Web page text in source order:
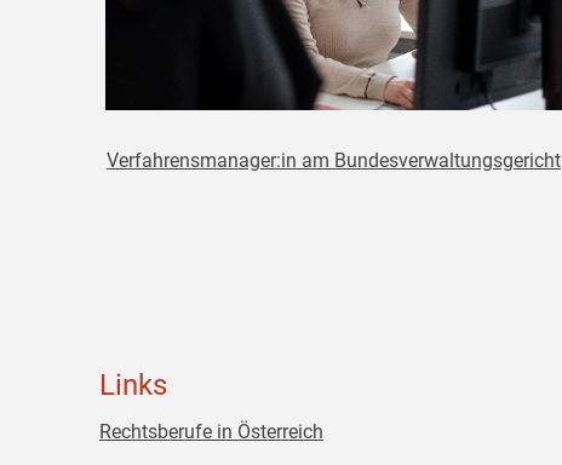
Verfahrensmanager:in am Bundesverwaltungsgericht
Links
Rechtsberufe in Österreich